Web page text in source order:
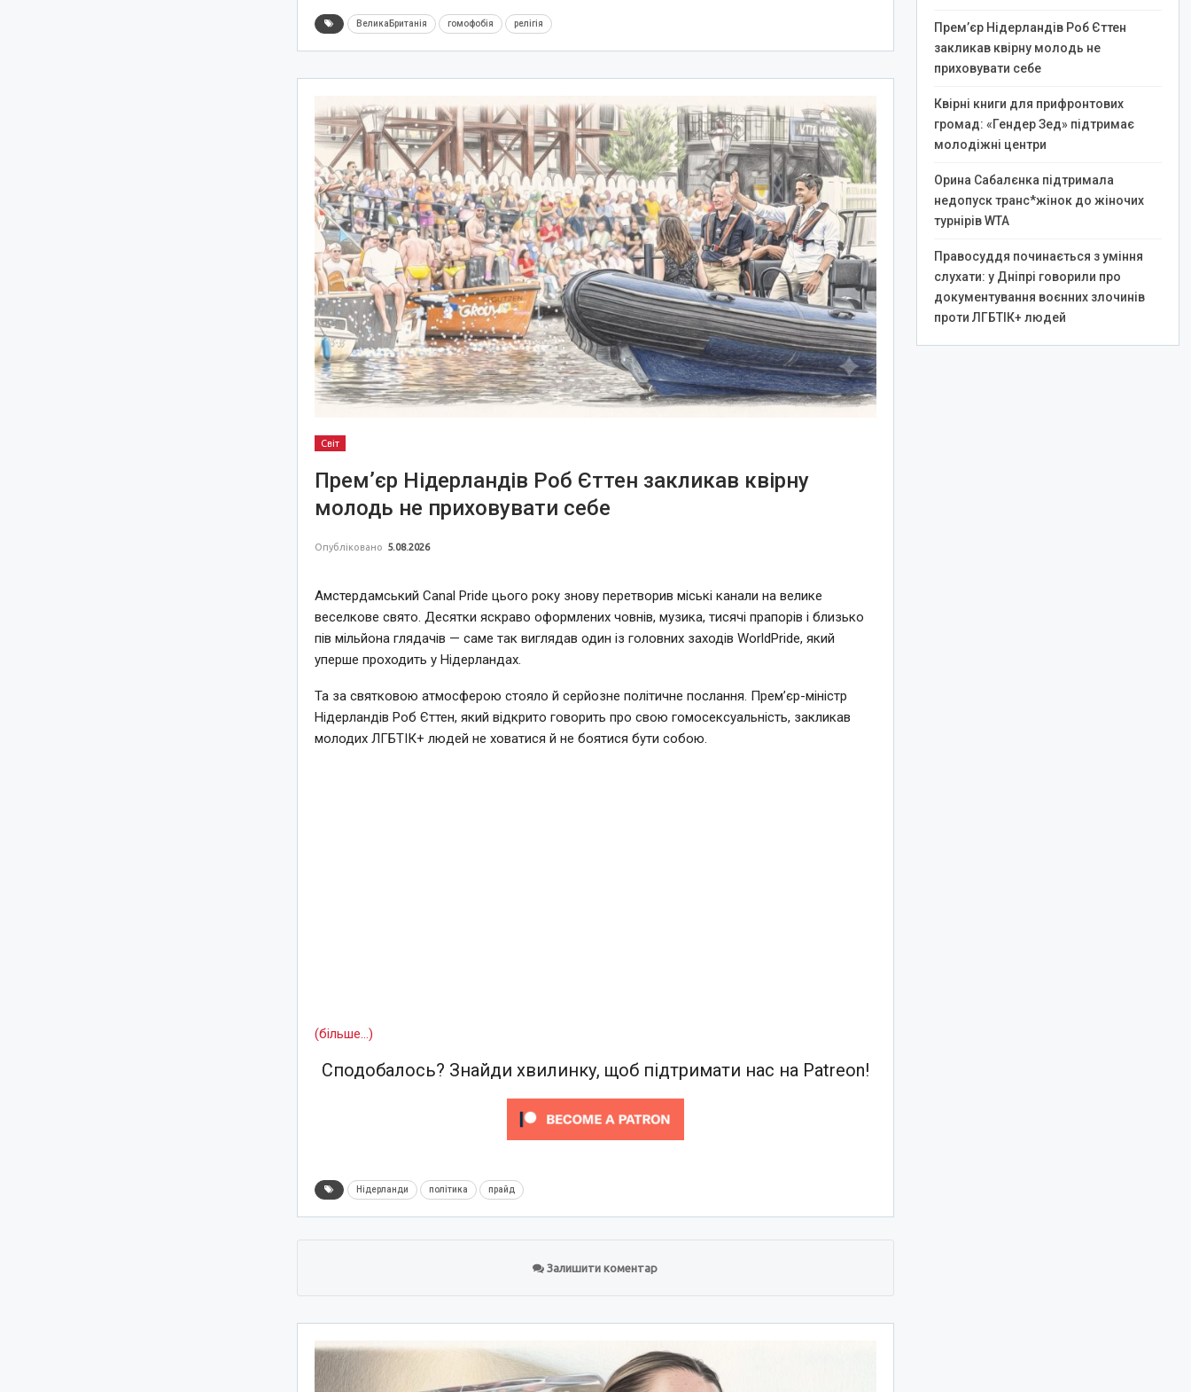
ВеликаБританія гомофобія релігія
Світ
Прем’єр Нідерландів Роб Єттен закликав квірну
молодь не приховувати себе
Опубліковано 5.08.2026
Амстердамський Canal Pride цього року знову перетворив міські канали на велике
веселкове свято. Десятки яскраво оформлених човнів, музика, тисячі прапорів і близько
пів мільйона глядачів — саме так виглядав один із головних заходів WorldPride, який
уперше проходить у Нідерландах.
Та за святковою атмосферою стояло й серйозне політичне послання. Прем’єр-міністр
Нідерландів Роб Єттен, який відкрито говорить про свою гомосексуальність, закликав
молодих ЛГБТІК+ людей не ховатися й не боятися бути собою.
(більше…)
Сподобалось? Знайди хвилинку, щоб підтримати нас на Patreon!
Нідерланди політика прайд
Залишити коментар
Прем’єр Нідерландів Роб Єттен
закликав квірну молодь не
приховувати себе
Квірні книги для прифронтових
громад: «Гендер Зед» підтримає
молодіжні центри
Орина Сабалєнка підтримала
недопуск транс*жінок до жіночих
турнірів WTA
Правосуддя починається з уміння
слухати: у Дніпрі говорили про
документування воєнних злочинів
проти ЛГБТІК+ людей